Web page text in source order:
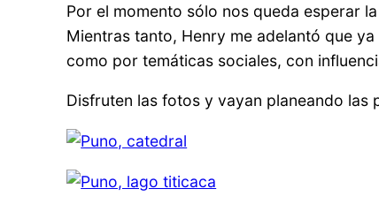
Por el momento sólo nos queda esperar
Mientras tanto, Henry me adelantó que
como por temáticas sociales, con
Disfruten las fotos y vayan planeando las